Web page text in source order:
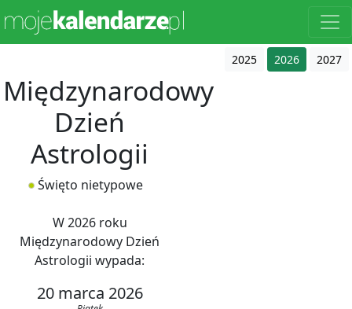
2025 2026 2027
Międzynarodowy
Dzień
Astrologii
Święto nietypowe
W 2026 roku
Międzynarodowy Dzień
Astrologii wypada:
20 marca 2026